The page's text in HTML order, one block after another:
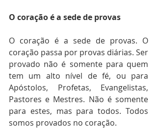
O coração é a sede de provas
O coração é a sede de provas. O
coração passa por provas diárias. Ser
provado não é somente para quem
tem um alto nível de fé, ou para
Apóstolos, Profetas, Evangelistas,
Pastores e Mestres. Não é somente
para estes, mas para todos. Todos
somos provados no coração.